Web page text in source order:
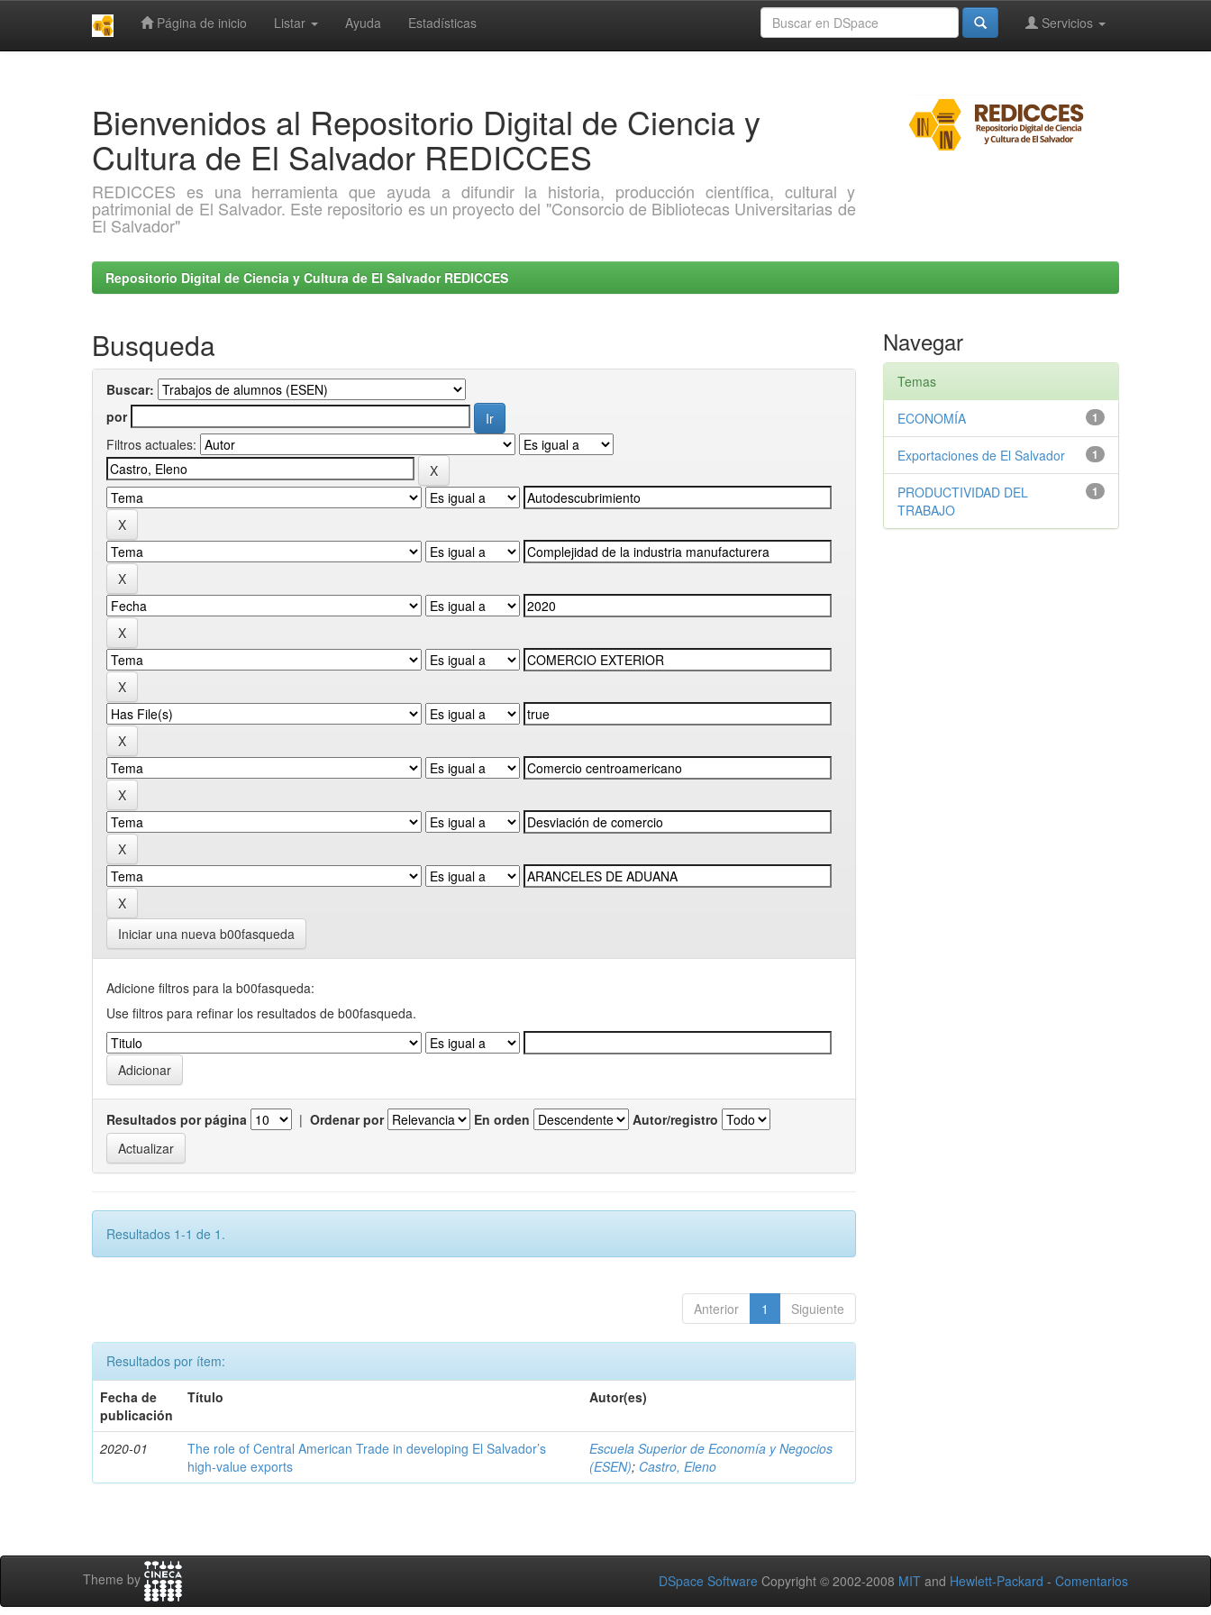
Página de inicio Listar Ayuda Estadísticas Servicios
Bienvenidos al Repositorio Digital de Ciencia y
Cultura de El Salvador REDICCES
REDICCES es una herramienta que ayuda a difundir la historia, producción científica, cultural y
patrimonial de El Salvador. Este repositorio es un proyecto del "Consorcio de Bibliotecas Universitarias de
El Salvador"
Repositorio Digital de Ciencia y Cultura de El Salvador REDICCES
Busqueda
Buscar:
por
Filtros actuales:
Iniciar una nueva b00fasqueda
Adicione filtros para la b00fasqueda:
Use filtros para refinar los resultados de b00fasqueda.
Resultados por página | Ordenar por En orden Autor/registro
Resultados 1-1 de 1.
Anterior 1 Siguiente
Resultados por ítem:
Fecha de
publicación
Título Autor(es)
2020-01
The role of Central American Trade in developing El Salvador’s
high-value exports
Escuela Superior de Economía y Negocios
(ESEN); Castro, Eleno
Navegar
Temas
1
ECONOMÍA
1
Exportaciones de El Salvador
1
PRODUCTIVIDAD DEL
TRABAJO
Theme by DSpace Software Copyright © 2002-2008 MIT and Hewlett-Packard - Comentarios